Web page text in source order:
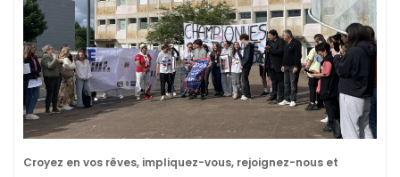
Croyez en vos rêves, impliquez-vous, rejoignez-nous et